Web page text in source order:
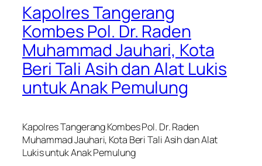
Kapolres Tangerang
Kombes Pol. Dr. Raden
Muhammad Jauhari, Kota
Beri Tali Asih dan Alat Lukis
untuk Anak Pemulung
Kapolres Tangerang Kombes Pol. Dr. Raden
Muhammad Jauhari, Kota Beri Tali Asih dan Alat
Lukis untuk Anak Pemulung